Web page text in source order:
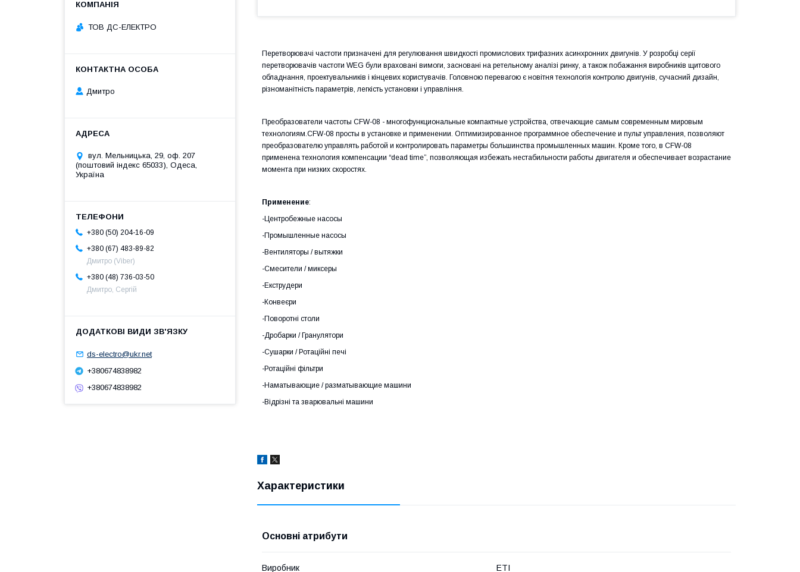
Перетворювачі частоти призначені для регулювання швидкості промислових трифазних асинхронних двигунів. У розробці серії
перетворювачів частоти WEG були враховані вимоги, засновані на ретельному аналізі ринку, а також побажання виробників щитового
обладнання, проектувальників і кінцевих користувачів. Головною перевагою є новітня технологія контролю двигунів, сучасний дизайн,
різноманітність параметрів, легкість установки і управління.
Преобразователи частоты CFW-08 - многофункциональные компактные устройства, отвечающие самым современным мировым
технологиям.CFW-08 просты в установке и применении. Оптимизированное программное обеспечение и пульт управления, позволяют
преобразователю управлять работой и контролировать параметры большинства промышленных машин. Кроме того, в CFW-08
применена технология компенсации “dead time”, позволяющая избежать нестабильности работы двигателя и обеспечивает возрастание
момента при низких скоростях.
Применение:
-Центробежные насосы
-Промышленные насосы
-Вентиляторы / вытяжки
-Смесители / миксеры
-Екструдери
-Конвеєри
-Поворотні столи
-Дробарки / Гранулятори
-Сушарки / Ротаційні печі
-Ротаційні фільтри
-Наматывающие / разматывающие машини
-Відрізні та зварювальні машини
Характеристики
Основні атрибути
Виробник ETI
ТОВ ДС-ЕЛЕКТРО
Дмитро
вул. Мельницька, 29, оф. 207
(поштовий індекс 65033), Одеса,
Україна
+380 (50) 204-16-09
+380 (67) 483-89-82
Дмитро (Viber)
+380 (48) 736-03-50
Дмитро, Сергій
ds-electro@ukr.net
+380674838982
+380674838982